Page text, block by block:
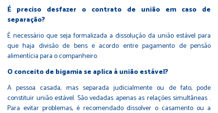
É preciso desfazer o contrato de união em caso de
separação?
É necessário que seja formalizada a dissolução da união estável para
que haja divisão de bens e acordo entre pagamento de pensão
alimentícia para o companheiro.
O conceito de bigamia se aplica à união estável?
A pessoa casada, mas separada judicialmente ou de fato, pode
constituir união estável. São vedadas apenas as relações simultâneas .
Para evitar problemas, é recomendado dissolver o casamento ou a